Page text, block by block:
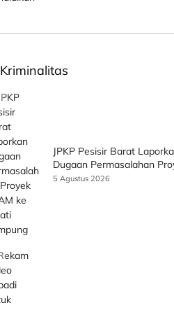
Kriminalitas
JPKP Pesisir Barat
Dugaan Permasalahan
SPAM ke Kejati Lampung
5 Agustus 2026